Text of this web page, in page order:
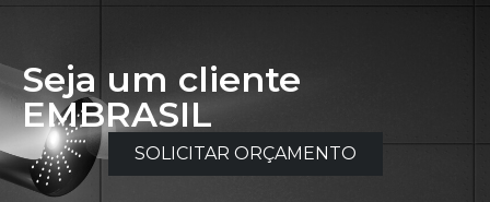
Seja um cliente
EMBRASIL
SOLICITAR ORÇAMENTO